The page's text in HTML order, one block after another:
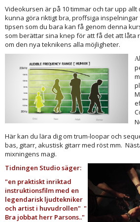
Videokursen är på 10 timmar och tar upp
kunna göra riktigt bra, proffsiga
tipsen som du bara kan få genom denna
som berättar sina knep för att få det att låta
om den nya teknikens alla möjligheter.
A
Här kan du lära dig om trum-loopar och
bas, gitarr, akustisk gitarr med röst mm.
mixningens magi.
Tidningen Studio säger:
"en praktiskt inriktad
instruktionsfilm med en
legendarisk ljudtekniker
och artist i huvudrollen" "
Bra jobbat herr Parsons.."